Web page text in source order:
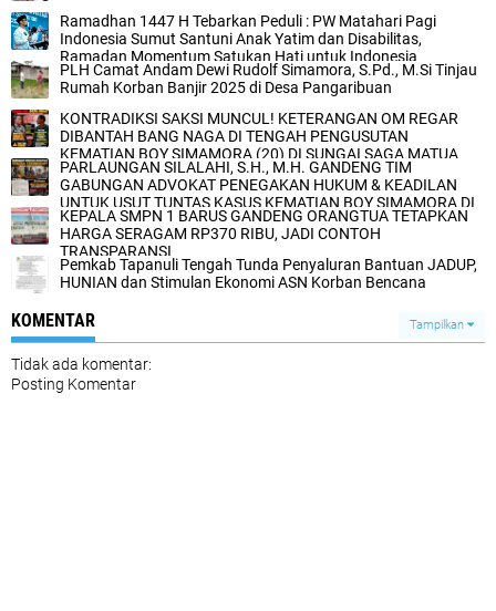
Ramadhan 1447 H Tebarkan Peduli : PW Matahari Pagi
Indonesia Sumut Santuni Anak Yatim dan Disabilitas,
Ramadan Momentum Satukan Hati untuk Indonesia
PLH Camat Andam Dewi Rudolf Simamora, S.Pd., M.Si Tinjau
Rumah Korban Banjir 2025 di Desa Pangaribuan
KONTRADIKSI SAKSI MUNCUL! KETERANGAN OM REGAR
DIBANTAH BANG NAGA DI TENGAH PENGUSUTAN
KEMATIAN BOY SIMAMORA (20) DI SUNGAI SAGA MATUA
PARLAUNGAN SILALAHI, S.H., M.H. GANDENG TIM
GABUNGAN ADVOKAT PENEGAKAN HUKUM & KEADILAN
UNTUK USUT TUNTAS KASUS KEMATIAN BOY SIMAMORA DI
TAPANULI TENGAH
KEPALA SMPN 1 BARUS GANDENG ORANGTUA TETAPKAN
HARGA SERAGAM RP370 RIBU, JADI CONTOH
TRANSPARANSI
Pemkab Tapanuli Tengah Tunda Penyaluran Bantuan JADUP,
HUNIAN dan Stimulan Ekonomi ASN Korban Bencana
KOMENTAR Tampilkan
Tidak ada komentar:
Posting Komentar